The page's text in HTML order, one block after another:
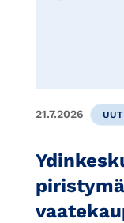
21.7.2026